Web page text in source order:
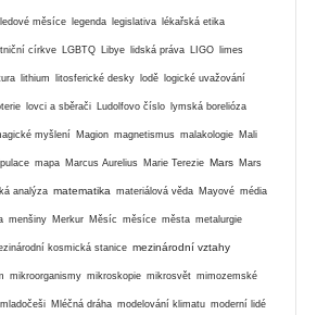
ledové měsíce legenda legislativa lékařská etika
církve LGBTQ Libye lidská práva LIGO limes
lithium litosferické desky lodě logické uvažování
lovci a sběrači Ludolfovo číslo lymská borelióza
myšlení Magion magnetismus malakologie Mali
mapa Marcus Aurelius Marie Terezie Mars Mars
analýza matematika materiálová věda Mayové média
menšiny Merkur Měsíc měsíce města metalurgie
kosmická stanice mezinárodní vztahy
mikroorganismy mikroskopie mikrosvět mimozemské
mladočeši Mléčná dráha modelování klimatu moderní lidé